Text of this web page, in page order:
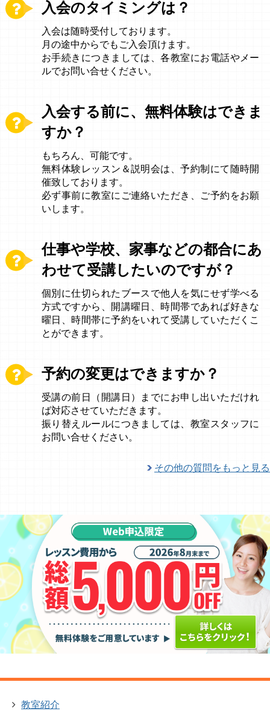
入会のタイミングは？
入会は随時受付しております。
月の途中からでもご入会頂けます。
お手続きにつきましては、各教室にお電話やメー
ルでお問い合せください。
入会する前に、無料体験はできま
すか？
もちろん、可能です。
無料体験レッスン＆説明会は、予約制にて随時開
催致しております。
必ず事前に教室にご連絡いただき、ご予約をお願
いします。
仕事や学校、家事などの都合にあ
わせて受講したいのですが？
個別に仕切られたブースで他人を気にせず学べる
方式ですから、開講曜日、時間帯であれば好きな
曜日、時間帯に予約をいれて受講していただくこ
とができます。
予約の変更はできますか？
受講の前日（開講日）までにお申し出いただけれ
ば対応させていただきます。
振り替えルールにつきましては、教室スタッフに
お問い合せください。
その他の質問をもっと見る
教室紹介